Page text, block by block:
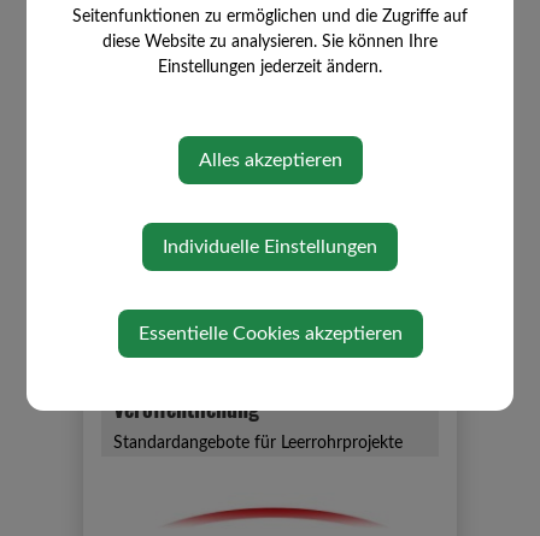
So, 09. August 2026
Verordnung
Veröffentlichung
Standardangebote für Leerrohrprojekte
Seitenfunktionen zu ermöglichen und die Zugriffe auf
diese Website zu analysieren. Sie können Ihre
Einstellungen jederzeit ändern.
Alles akzeptieren
Individuelle Einstellungen
Essentielle Cookies akzeptieren